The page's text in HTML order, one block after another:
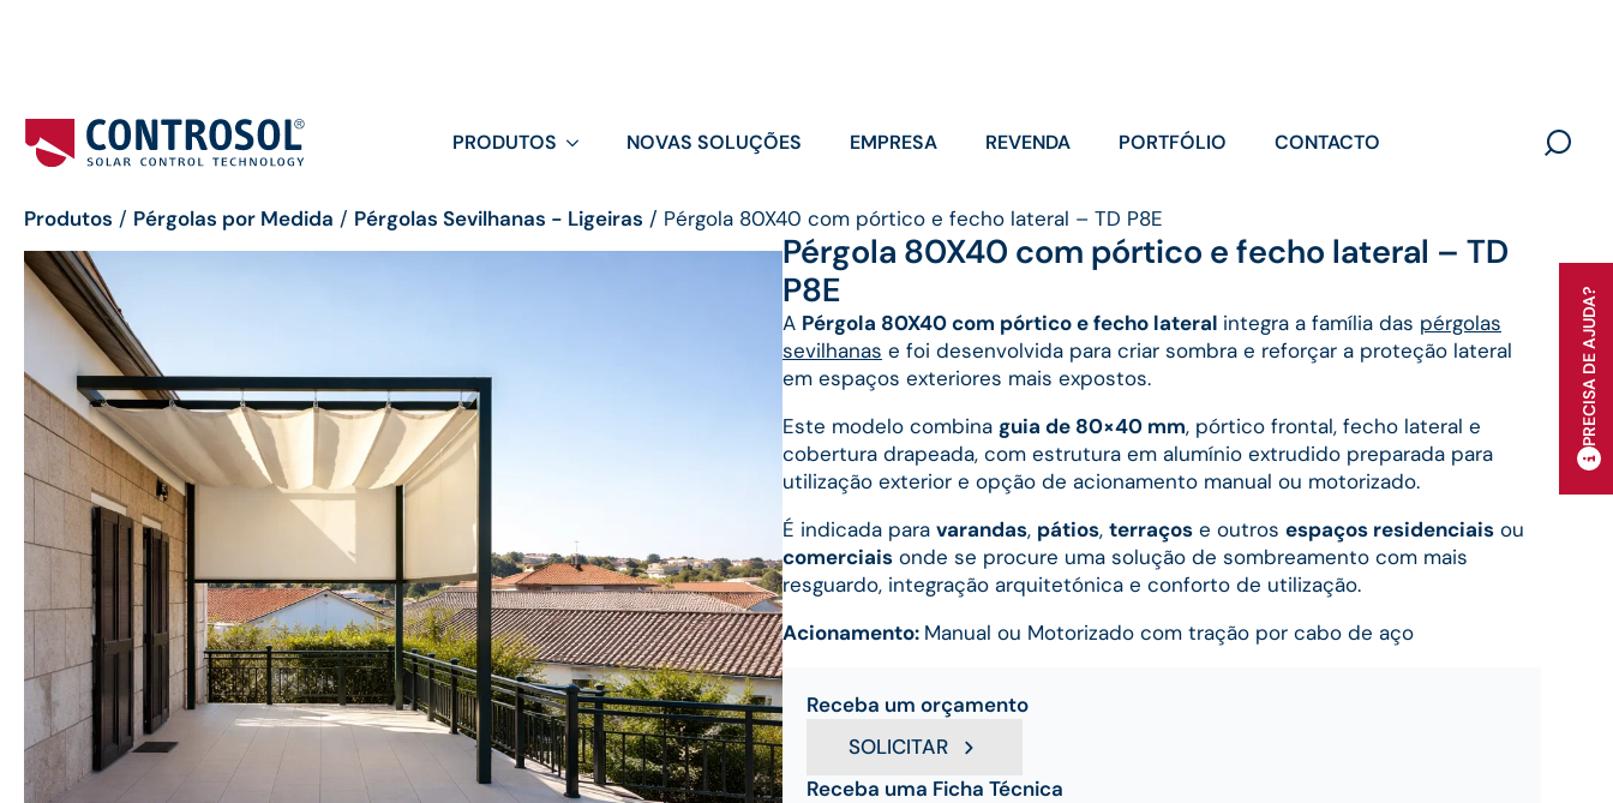
for:
PRECISA DE AJUDA?
Produtos / Pérgolas por Medida / Pérgolas Sevilhanas - Ligeiras / Pérgola 80X40 com pórtico e fecho lateral – TD P8E
Pérgola 80X40 com pórtico e fecho lateral – TD
P8E
A Pérgola 80X40 com pórtico e fecho lateral integra a família das
pérgolas
sevilhanas e foi desenvolvida para criar sombra e reforçar a proteção lateral
em espaços exteriores mais expostos.
Este modelo combina
guia de 80×40 mm
, pórtico frontal, fecho lateral e
cobertura drapeada, com estrutura em alumínio extrudido preparada para
utilização exterior e opção de acionamento manual ou motorizado.
É indicada para
varandas pátios espaços residenciais
comerciaisonde se procure uma solução de sombreamento com mais
resguardo, integração arquitetónica e conforto de utilização.
Acionamento: Manual ou Motorizado com tração por cabo de aço
Receba um orçamento
SOLICITAR
Receba uma Ficha Técnica